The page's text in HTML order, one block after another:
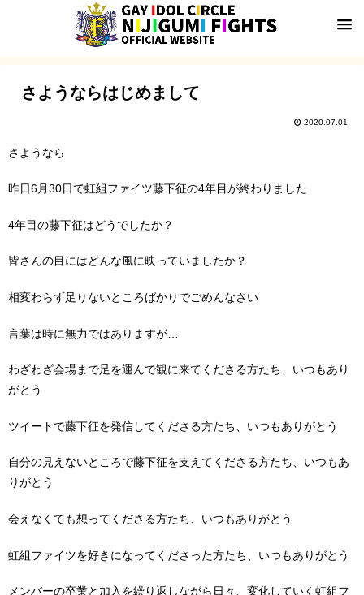
さようならはじめまして
2020.07.01
さようなら
昨日6月30日で虹組ファイツ藤下征の4年目が終わりました
4年目の藤下征はどうでしたか？
皆さんの目にはどんな風に映っていましたか？
相変わらず足りないところばかりでごめんなさい
言葉は時に無力ではありますが
わざわざ会場まで足を運んで観に来てくださる方たち、いつもあり
がとう
ツイートで藤下征を発信してくださる方たち、いつもありがとう
自分の見えないところで藤下征を支えてくださる方たち、いつもあ
りがとう
会えなくても想ってくださる方たち、いつもありがとう
虹組ファイツを好きになってくださった方たち、いつもありがとう
メンバーの卒業と加入を繰り返しながら日々、変化していく虹組フ